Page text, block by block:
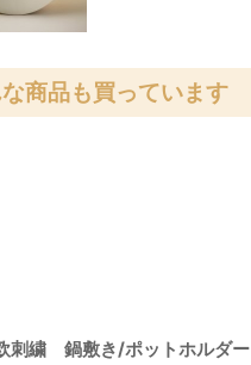
商品も買っています
刺繍 鍋敷き/ポットホルダー